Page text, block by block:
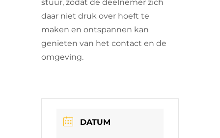
stuur, zodat de deelnemer zich
daar niet druk over hoeft te
maken en ontspannen kan
genieten van het contact en de
omgeving.
DATUM